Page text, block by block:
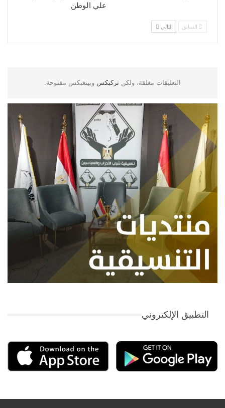
علي الوطن
السابق التالي
التعليقات مغلقة، ولكن تركبكس وبينغبكس مفتوحة.
التطبيق الإلكتروني